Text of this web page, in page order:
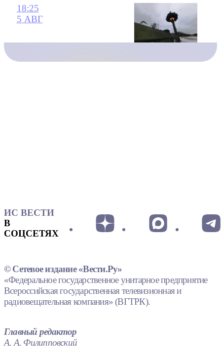
18:25
5 АВГ
ИС ВЕСТИ
В
СОЦСЕТЯХ
© Сетевое издание «Вести.Ру»
«Федеральное государственное унитарное предприятие
Всероссийская государственная телевизионная и
радиовещательная компания» (ВГТРК).
Главный редактор
А. А. Филипповский